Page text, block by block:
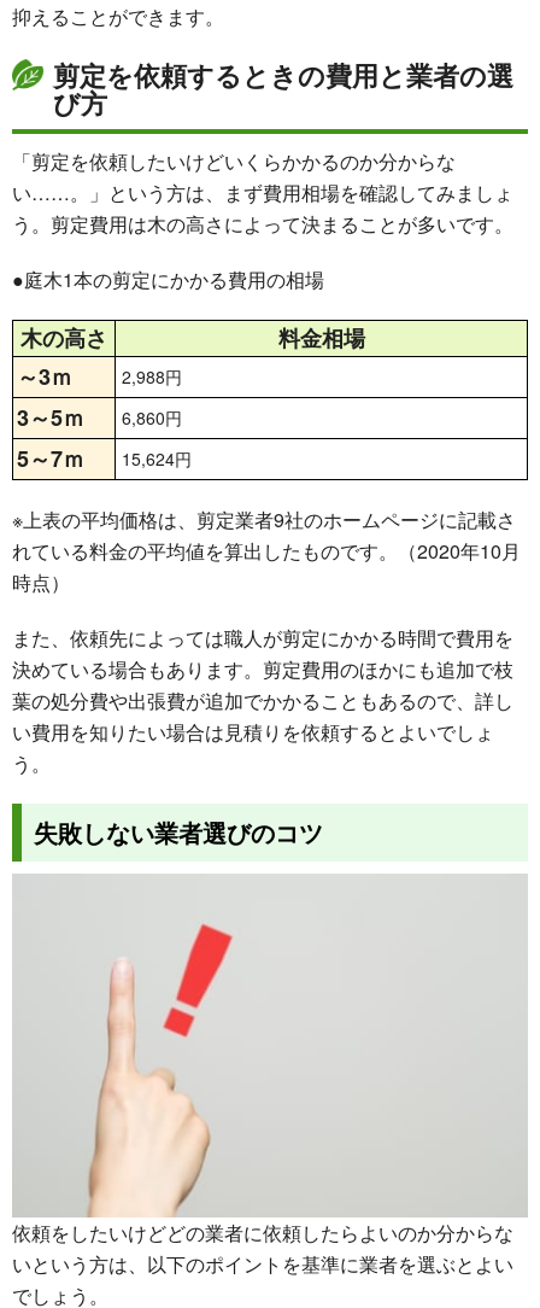
抑えることができます。
剪定を依頼するときの費用と業者の選
び方
「剪定を依頼したいけどいくらかかるのか分からな
い……。」という方は、まず費用相場を確認してみましょ
う。剪定費用は木の高さによって決まることが多いです。
●庭木1本の剪定にかかる費用の相場
木の高さ
料金相場
～3ｍ
2,988円
3～5ｍ 6,860円
5～7ｍ 15,624円
※上表の平均価格は、剪定業者9社のホームページに記載さ
れている料金の平均値を算出したものです。（2020年10月
時点）
また、依頼先によっては職人が剪定にかかる時間で費用を
決めている場合もあります。剪定費用のほかにも追加で枝
葉の処分費や出張費が追加でかかることもあるので、詳し
い費用を知りたい場合は見積りを依頼するとよいでしょ
う 。
失敗しない業者選びのコツ
依頼をしたいけどどの業者に依頼したらよいのか分からな
いという方は、以下のポイントを基準に業者を選ぶとよい
でしょう。